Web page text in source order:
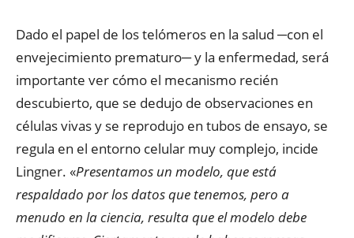
Dado el papel de los telómeros en la salud ─con el
envejecimiento prematuro─ y la enfermedad, será
importante ver cómo el mecanismo recién
descubierto, que se dedujo de observaciones en
células vivas y se reprodujo en tubos de ensayo, se
regula en el entorno celular muy complejo, incide
Lingner. «Presentamos un modelo, que está
respaldado por los datos que tenemos, pero a
menudo en la ciencia, resulta que el modelo debe